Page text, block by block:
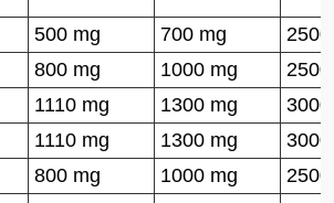
500 mg 700 mg
800 mg 1000 mg
1110 mg 1300 mg
1110 mg 1300 mg
800 mg 1000 mg